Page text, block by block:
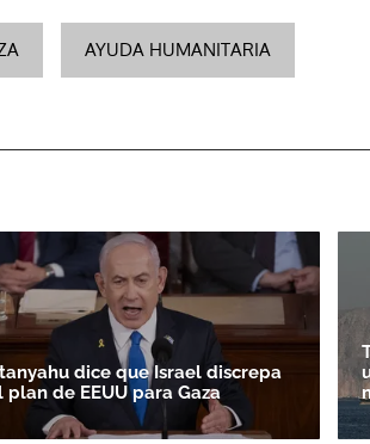
AYUDA HUMANITARIA
dice que Israel discrepa
plan de EEUU para Gaza